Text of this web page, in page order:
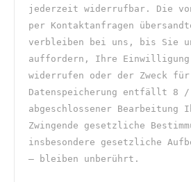
jederzeit widerrufbar. Die
per Kontaktanfragen
verbleiben bei uns, bis Sie
auffordern, Ihre Einwilligung
widerrufen oder der Zweck
Datenspeicherung entfällt 8
abgeschlossener Bearbeitung
Zwingende gesetzliche
insbesondere gesetzliche
– bleiben unberührt.